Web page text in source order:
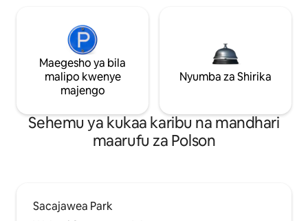
Maegesho ya bila
malipo kwenye
majengo
Nyumba za Shirika
Sehemu ya kukaa karibu na mandhari
maarufu za Polson
Sacajawea Park